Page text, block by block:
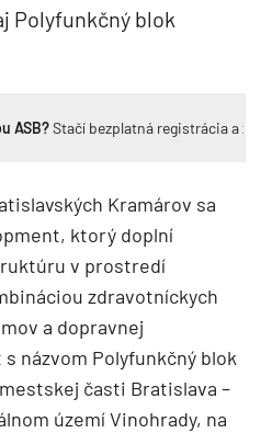
Polyfunkčný blok
ASB?Stačí bezplatná registrácia a
Kramárov sa
ktorý doplní
v prostredí
zdravotníckych
a dopravnej
názvom Polyfunkčný blok
časti Bratislava –
území Vinohrady, na